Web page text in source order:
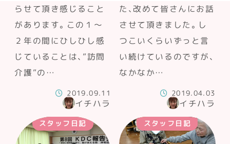
らせて頂き感じること
があります。この１～
２年の間にひしひし感
じていることは、”訪問
介護”の…
2019.09.11
イチハラ
た、改めて皆さんにお話
させて頂きました。し
つこいくらいずっと言
い続けているのですが、
なかなか…
2019.04.03
イチハラ
スタッフ日記 スタッフ日記